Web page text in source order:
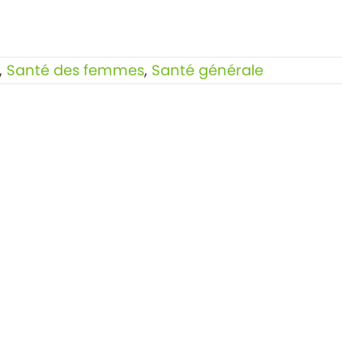
, Santé des femmes, Santé générale